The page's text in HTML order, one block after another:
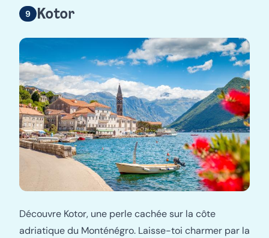
Kotor
Découvre Kotor, une perle cachée sur la côte
adriatique du Monténégro. Laisse-toi charmer par la